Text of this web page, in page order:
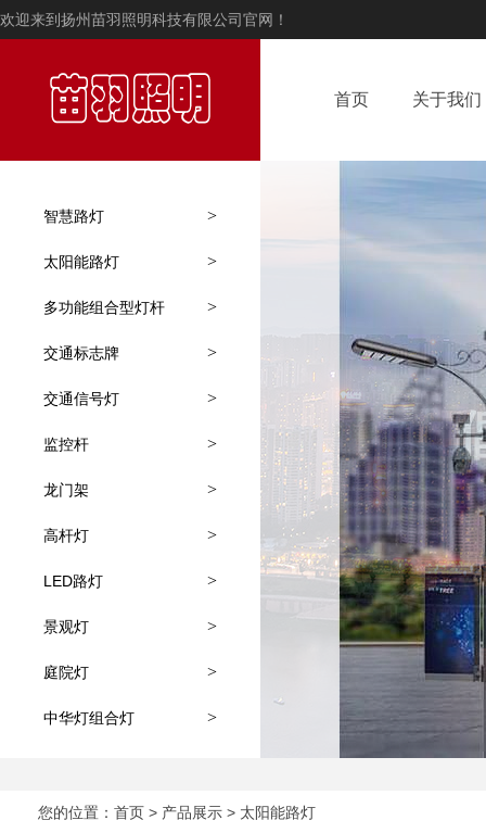
欢迎来到扬州苗羽照明科技有限公司官网！
智慧路灯 >
太阳能路灯 >
多功能组合型灯杆 >
交通标志牌 >
交通信号灯 >
监控杆 >
龙门架 >
高杆灯 >
LED路灯 >
景观灯 >
庭院灯 >
中华灯组合灯 >
首页 关于我们
您的位置： 首页 > 产品展示 > 太阳能路灯